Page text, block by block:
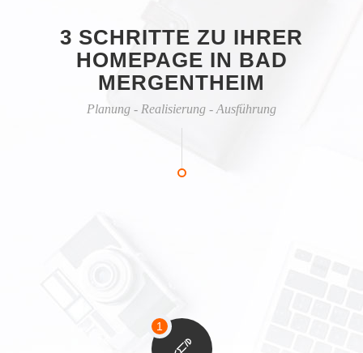
3 SCHRITTE ZU IHRER
HOMEPAGE IN BAD
MERGENTHEIM
Planung - Realisierung - Ausführung